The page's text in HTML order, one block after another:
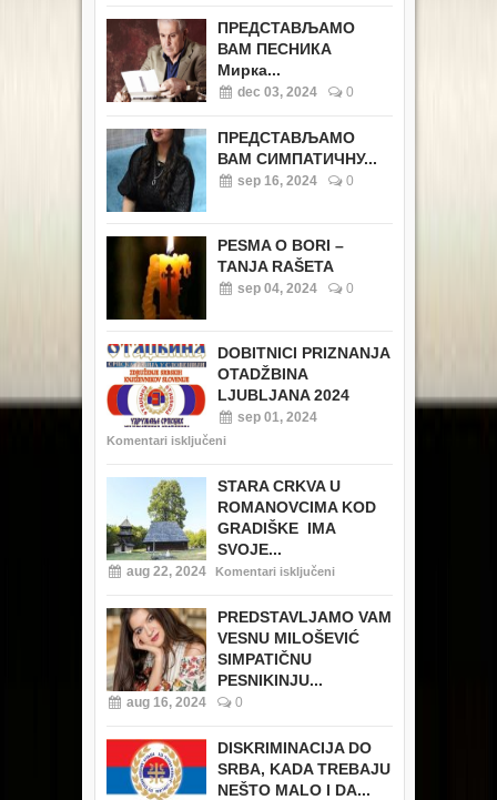
ПРЕДСТАВЉАМО
ВАМ ПЕСНИКА
Мирка...
dec 03, 2024 0
ПРЕДСТАВЉАМО
ВАМ СИМПАТИЧНУ...
sep 16, 2024 0
PESMA O BORI –
TANJA RAŠETA
sep 04, 2024 0
DOBITNICI PRIZNANJA
OTADŽBINA
LJUBLJANA 2024
sep 01, 2024
Komentari isključeni
STARA CRKVA U
ROMANOVCIMA KOD
GRADIŠKE IMA
SVOJE...
aug 22, 2024 Komentari isključeni
PREDSTAVLJAMO VAM
VESNU MILOŠEVIĆ
SIMPATIČNU
PESNIKINJU...
aug 16, 2024 0
DISKRIMINACIJA DO
SRBA, KADA TREBAJU
NEŠTO MALO I DA...